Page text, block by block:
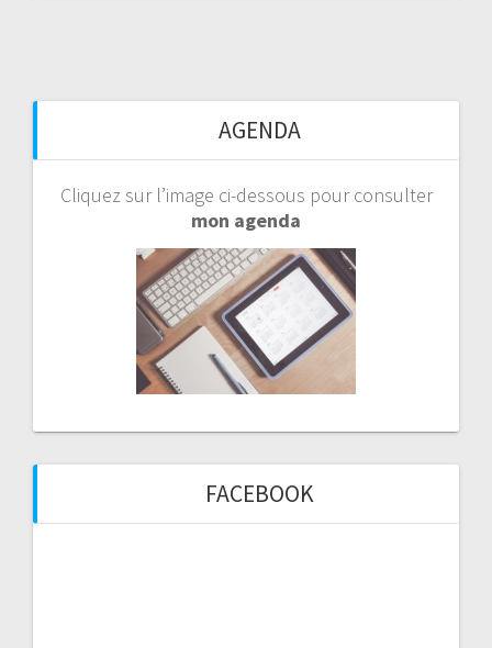
AGENDA
Cliquez sur l’image ci-dessous pour consulter
mon agenda
FACEBOOK